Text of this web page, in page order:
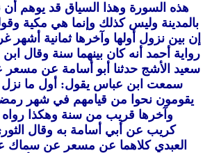
هذه السورة وهذا السياق قد يوهم
بالمدينة وليس كذلك وإنما هي مكية
إن بين نزول أولها وآخرها ثمانية
رواية أحمد أنه كان بينهما سنة وقال ابن
سعيد الأشج حدثنا أبو أسامة عن
سمعت ابن عباس يقول: أول ما نزل
يقومون نحوا من قيامهم في شهر
وآخرها قريب من سنة وهكذا
كريب عن أبي أسامة به وقال
العبدي كلاهما عن مسعر عن سماك